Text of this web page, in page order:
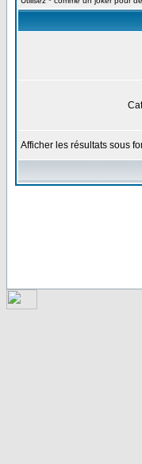
Afficher les résultats sous